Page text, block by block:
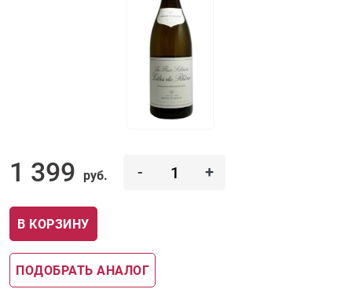
1 399 руб. - +
В КОРЗИНУ
ПОДОБРАТЬ АНАЛОГ